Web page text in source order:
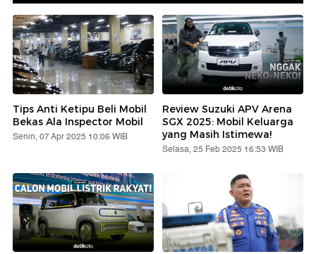
Tips Anti Ketipu Beli Mobil
Bekas Ala Inspector Mobil
Senin, 07 Apr 2025 10:06 WIB
Review Suzuki APV Arena
SGX 2025: Mobil Keluarga
yang Masih Istimewa!
Selasa, 25 Feb 2025 16:53 WIB